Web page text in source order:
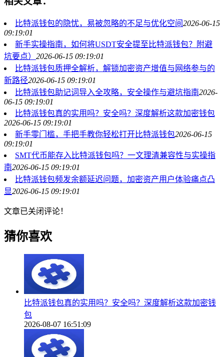
比特派钱包的隐忧，易被忽略的不足与优化空间2026-06-15
09:19:01
新手实操指南，如何将USDT安全提至比特派钱包？附避
坑要点） 2026-06-15 09:19:01
比特派钱包质押全解析，解锁加密资产增值与网络参与的
新路径2026-06-15 09:19:01
比特派钱包助记词导入全攻略，安全操作与避坑指南2026-
06-15 09:19:01
比特派钱包真的实用吗？安全吗？深度解析这款加密钱包
2026-06-15 09:19:01
新手零门槛，手把手教你轻松打开比特派钱包2026-06-15
09:19:01
SMT代币能存入比特派钱包吗？一文理清兼容性与实操指
南2026-06-15 09:19:01
比特派钱包频发余额延迟问题，加密资产用户体验痛点凸
显2026-06-15 09:19:01
文章已关闭评论！
猜你喜欢
比特派钱包真的实用吗？安全吗？深度解析这款加密钱
包
2026-08-07 16:51:09